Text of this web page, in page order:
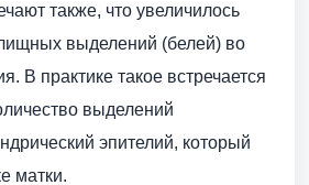
также, что увеличилось
выделений (белей) во
В практике такое встречается
выделений
эпителий, который
матки.